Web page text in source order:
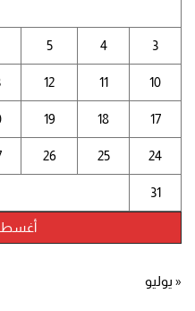
أغسطس
3
4
5
10
11
12
17
18
19
24
25
26
31
« يوليو